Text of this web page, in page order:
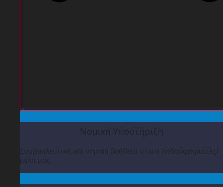
Νομική Υποστήριξη
Συμβουλευτική και νομική βοήθεια στους ποδοσφαιριστές/
μέλη μας